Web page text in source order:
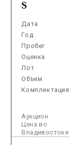
S
Дата
Год
Пробег
Оценка
Лот
Объем
Комплектация
Аукцион
Цена во
Владивостоке